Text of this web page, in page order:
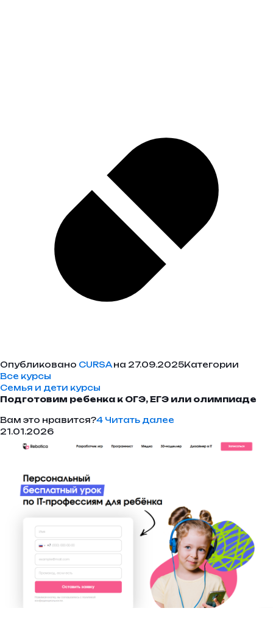
Опубликовано CURSAна 27.09.2025Категории
Все курсы
Семья и дети курсы
Подготовим ребенка к ОГЭ, ЕГЭ или олимпиаде
Вам это нравится?4 Читать далее
21.01.2026